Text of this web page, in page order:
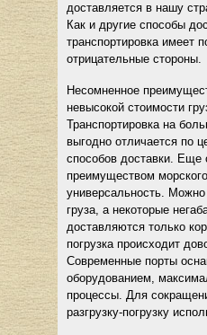
доставляется в нашу
Как и другие способы
транспортировка имеет
отрицательные стороны.
Несомненное
невысокой стоимости
Транспортировка на
выгодно отличается по
способов доставки.
преимуществом
универсальность.
груза, а некоторые
доставляются только
погрузка происходит
Современные порты
оборудованием,
процессы. Для
разгрузку-погрузку